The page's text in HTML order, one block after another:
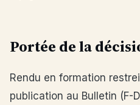
Portée de la
Rendu en formation
publication au Bulletin (F-